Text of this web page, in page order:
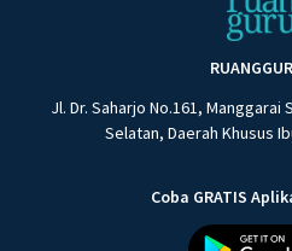
Jl. Dr. Saharjo No.161,
Selatan, Daerah Khusus
Coba GRATIS